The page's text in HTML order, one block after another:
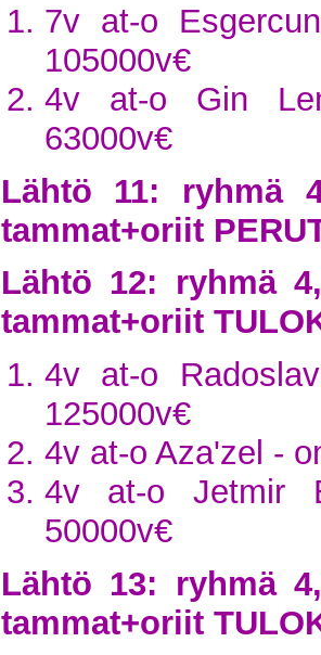
7v at-o
105000v€
4v at-o Gin
63000v€
Lähtö 11: ryhmä
tammat+oriit
Lähtö 12: ryhmä
tammat+oriit
4v at-o
125000v€
4v at-o Aza'zel -
4v at-o Jetmir
50000v€
Lähtö 13: ryhmä
tammat+oriit